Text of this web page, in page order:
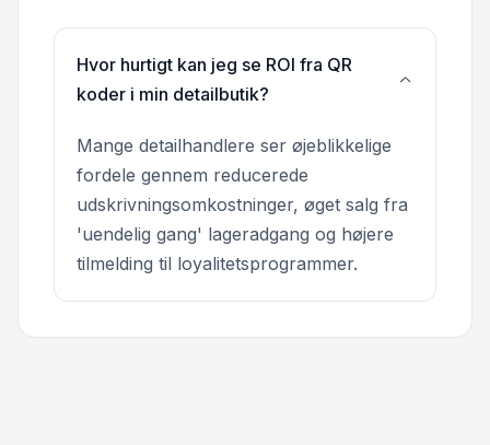
Hvor hurtigt kan jeg se ROI fra QR
koder i min detailbutik?
Mange detailhandlere ser øjeblikkelige
fordele gennem reducerede
udskrivningsomkostninger, øget salg fra
'uendelig gang' lageradgang og højere
tilmelding til loyalitetsprogrammer.